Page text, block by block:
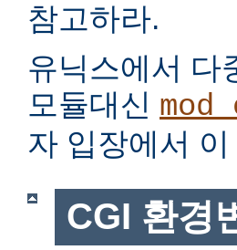
참고하라.
유닉스에서 다
모듈대신
자 입장에서
CGI 환경